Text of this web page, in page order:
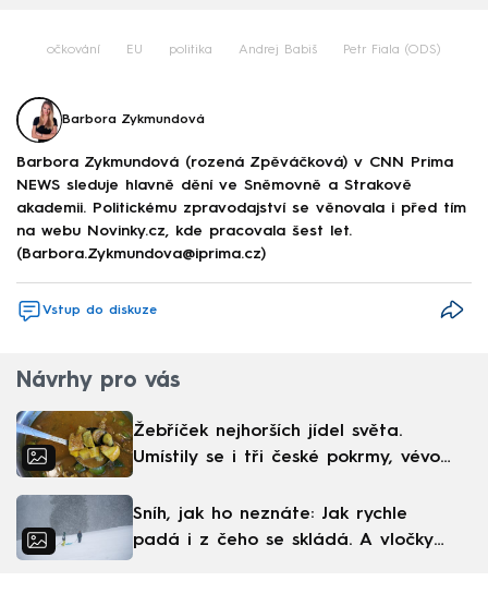
očkování EU politika Andrej Babiš Petr Fiala (ODS)
Barbora Zykmundová
Barbora Zykmundová (rozená Zpěváčková) v CNN Prima
NEWS sleduje hlavně dění ve Sněmovně a Strakově
akademii. Politickému zpravodajství se věnovala i před tím
na webu Novinky.cz, kde pracovala šest let.
(Barbora.Zykmundova@iprima.cz)
Vstup do diskuze
Návrhy pro vás
Žebříček nejhorších jídel světa.
Umístily se i tři české pokrmy, vévodí
Sníh, jak ho neznáte: Jak rychle
padá i z čeho se skládá. A vločky